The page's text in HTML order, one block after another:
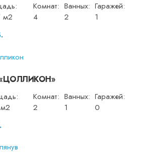
м2
Комнат:
4
Ванных:
2
Гаражей:
1
Комнат:
2
Ванных:
1
Гаражей:
0